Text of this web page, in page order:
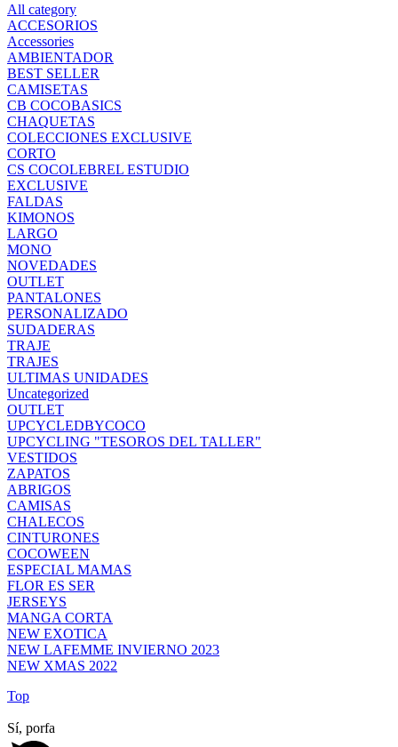
All category
ACCESORIOS
Accessories
AMBIENTADOR
BEST SELLER
CAMISETAS
CB COCOBASICS
CHAQUETAS
COLECCIONES EXCLUSIVE
CORTO
CS COCOLEBREL ESTUDIO
EXCLUSIVE
FALDAS
KIMONOS
LARGO
MONO
NOVEDADES
OUTLET
PANTALONES
PERSONALIZADO
SUDADERAS
TRAJE
TRAJES
ULTIMAS UNIDADES
Uncategorized
OUTLET
UPCYCLEDBYCOCO
UPCYCLING "TESOROS DEL TALLER"
VESTIDOS
ZAPATOS
ABRIGOS
CAMISAS
CHALECOS
CINTURONES
COCOWEEN
ESPECIAL MAMAS
FLOR ES SER
JERSEYS
MANGA CORTA
NEW EXOTICA
NEW LAFEMME INVIERNO 2023
NEW XMAS 2022
Top
Sí, porfa